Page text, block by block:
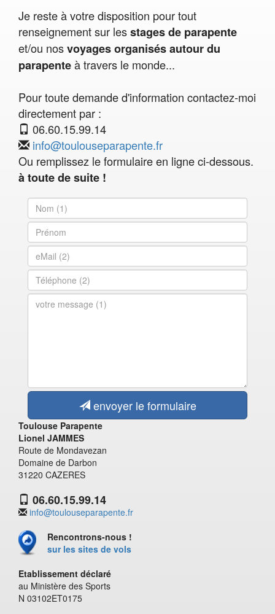
Je reste à votre disposition pour tout
renseignement sur lesstages de parapente
et/ou nosvoyages organisés autour du
parapenteà travers le monde...
Pour toute demande d'information contactez-moi
directement par :
06.60.15.99.14
info@toulouseparapente.fr
Ou remplissez le formulaire en ligne ci-dessous.
à toute de suite !
envoyer le formulaire
Toulouse Parapente
Lionel JAMMES
Route de Mondavezan
Domaine de Darbon
31220 CAZERES
06.60.15.99.14
info@toulouseparapente.fr
Rencontrons-nous !
sur les sites de vols
Etablissement déclaré
au Ministère des Sports
N 03102ET0175